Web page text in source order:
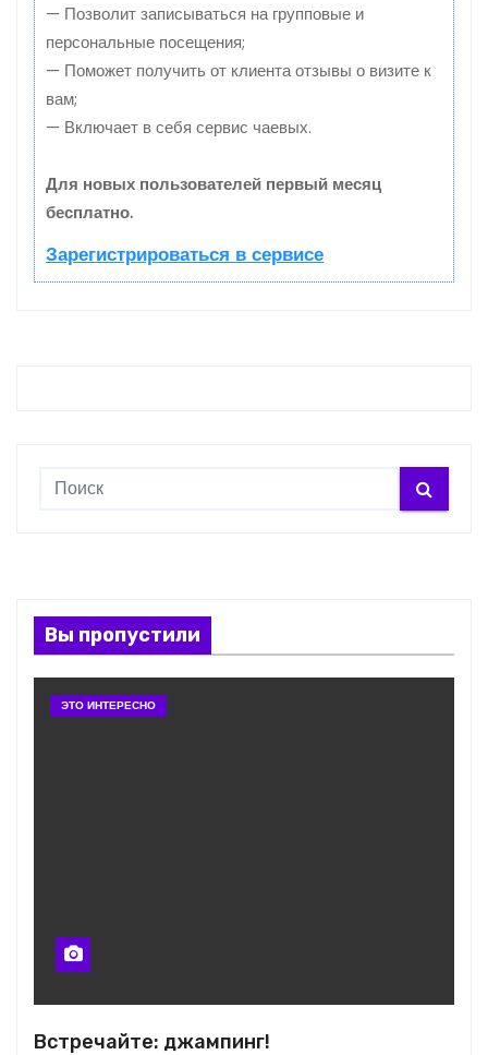
— Позволит записываться на групповые и
персональные посещения;
— Поможет получить от клиента отзывы о визите к
вам;
— Включает в себя сервис чаевых.
Для новых пользователей первый месяц
бесплатно.
Зарегистрироваться в сервисе
Вы пропустили
ЭТО ИНТЕРЕСНО
Встречайте: джампинг!